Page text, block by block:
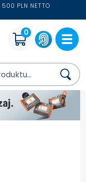
PLN NETTO
0